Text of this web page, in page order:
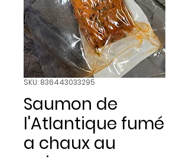
SKU: 836443033295
Saumon de
l'Atlantique fumé
a chaux au